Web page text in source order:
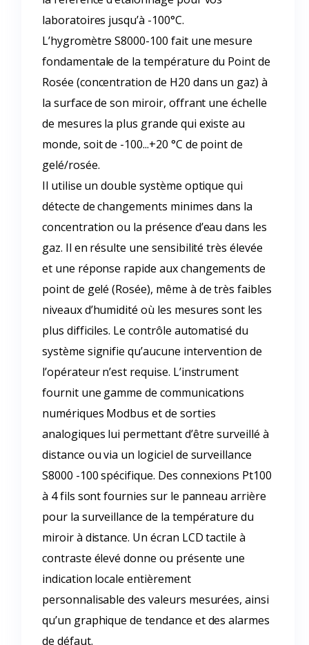
laboratoires jusqu’à -100°C.
L’hygromètre S8000-100 fait une mesure
fondamentale de la température du Point de
Rosée (concentration de H20 dans un gaz) à
la surface de son miroir, offrant une échelle
de mesures la plus grande qui existe au
monde, soit de -100...+20 °C de point de
gelé/rosée.
Il utilise un double système optique qui
détecte de changements minimes dans la
concentration ou la présence d’eau dans les
gaz. Il en résulte une sensibilité très élevée
et une réponse rapide aux changements de
point de gelé (Rosée), même à de très faibles
niveaux d’humidité où les mesures sont les
plus difficiles. Le contrôle automatisé du
système signifie qu’aucune intervention de
l’opérateur n’est requise. L’instrument
fournit une gamme de communications
numériques Modbus et de sorties
analogiques lui permettant d’être surveillé à
distance ou via un logiciel de surveillance
S8000 -100 spécifique. Des connexions Pt100
à 4 fils sont fournies sur le panneau arrière
pour la surveillance de la température du
miroir à distance. Un écran LCD tactile à
contraste élevé donne ou présente une
indication locale entièrement
personnalisable des valeurs mesurées, ainsi
qu’un graphique de tendance et des alarmes
de défaut.